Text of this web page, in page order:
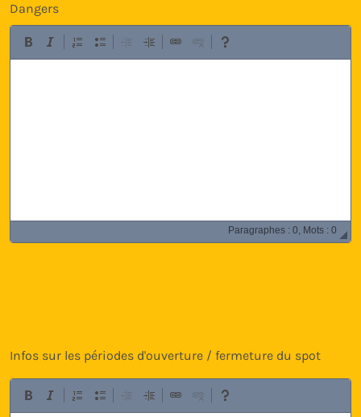
Dangers
Paragraphes : 0, Mots : 0
Infos sur les périodes d'ouverture / fermeture du spot